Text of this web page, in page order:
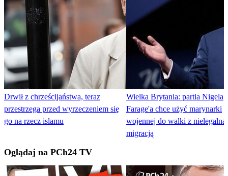
Drwił z chrześcijaństwa, teraz
przestrzega przed wyrzeczeniem się
go na rzecz islamu
Wielka Brytania: partia Nigela
Farage'a chce użyć marynarki
wojennej do walki z nielegalną
migracją
Oglądaj na PCh24 TV